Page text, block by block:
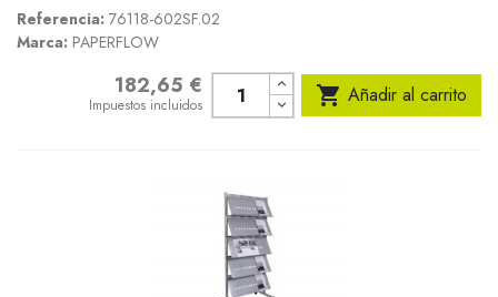
Referencia: 76118-602SF.02
Marca: PAPERFLOW
Precio182,65 €
Impuestos incluidos  Añadir al carrito